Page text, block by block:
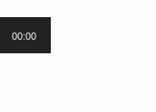
00:00